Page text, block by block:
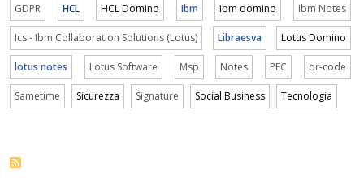
GDPR HCL HCL Domino Ibm ibm domino Ibm Notes
Ics - Ibm Collaboration Solutions (Lotus) Libraesva Lotus Domino
lotus notes Lotus Software Msp Notes PEC qr-code
Sametime Sicurezza Signature Social Business Tecnologia